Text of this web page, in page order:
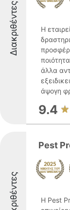
Διακριθέντες
Η
άλλα
άψογη
9.4
Pest
Η Pest